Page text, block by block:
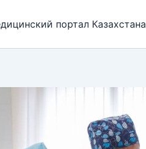
портал Казахстана